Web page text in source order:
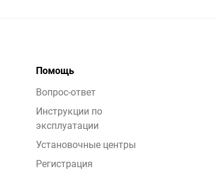
Помощь
Вопрос-ответ
Инструкции по
эксплуатации
Установочные центры
Регистрация